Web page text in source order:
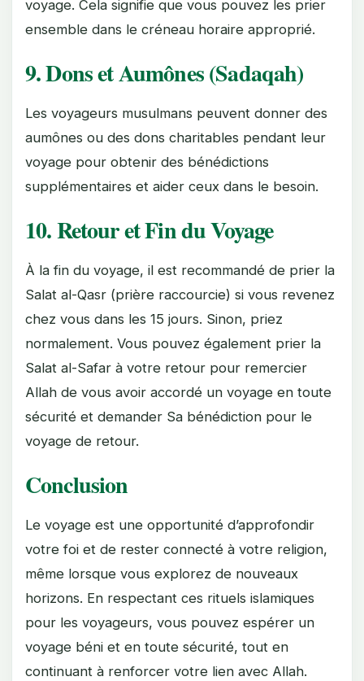
voyage. Cela signifie que vous pouvez les prier
ensemble dans le créneau horaire approprié.
9. Dons et Aumônes (Sadaqah)
Les voyageurs musulmans peuvent donner des
aumônes ou des dons charitables pendant leur
voyage pour obtenir des bénédictions
supplémentaires et aider ceux dans le besoin.
10. Retour et Fin du Voyage
À la fin du voyage, il est recommandé de prier la
Salat al-Qasr (prière raccourcie) si vous revenez
chez vous dans les 15 jours. Sinon, priez
normalement. Vous pouvez également prier la
Salat al-Safar à votre retour pour remercier
Allah de vous avoir accordé un voyage en toute
sécurité et demander Sa bénédiction pour le
voyage de retour.
Conclusion
Le voyage est une opportunité d’approfondir
votre foi et de rester connecté à votre religion,
même lorsque vous explorez de nouveaux
horizons. En respectant ces rituels islamiques
pour les voyageurs, vous pouvez espérer un
voyage béni et en toute sécurité, tout en
continuant à renforcer votre lien avec Allah.